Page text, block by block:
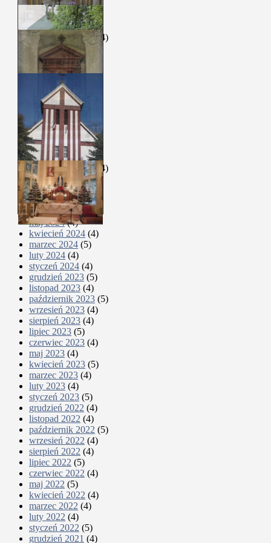
styczeń 2026(4)
grudzień 2025(4)
listopad 2025(5)
październik 2025(4)
wrzesień 2025 (4)
sierpień 2025(5)
lipiec 2025(4)
czerwiec 2025
maj 2025(4)
kwiecień 2025
marzec 2025(5)
luty 2025(4)
styczeń 2025(4)
grudzień 2024(4)
listopad 2024(5)
październik 2024(4)
wrzesień 2024(5)
sierpień 2024(4)
lipiec 2024(4)
czerwiec 2024(5)
maj 2024(4)
kwiecień 2024 (4)
marzec 2024 (5)
luty 2024 (4)
styczeń 2024 (4)
grudzień 2023 (5)
listopad 2023 (4)
październik 2023 (5)
wrzesień 2023 (4)
sierpień 2023 (4)
lipiec 2023 (5)
czerwiec 2023 (4)
maj 2023 (4)
kwiecień 2023 (5)
marzec 2023 (4)
luty 2023 (4)
styczeń 2023 (5)
grudzień 2022 (4)
listopad 2022 (4)
październik 2022 (5)
wrzesień 2022 (4)
sierpień 2022 (4)
lipiec 2022 (5)
czerwiec 2022 (4)
maj 2022 (5)
kwiecień 2022 (4)
marzec 2022 (4)
luty 2022 (4)
styczeń 2022 (5)
grudzień 2021 (4)